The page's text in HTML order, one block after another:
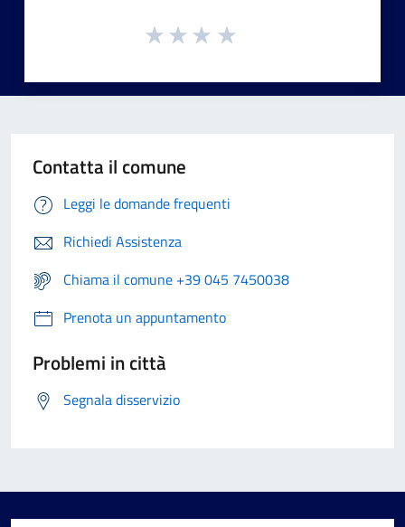
Contatta il comune
Leggi le domande frequenti
Richiedi Assistenza
Chiama il comune +39 045 7450038
Prenota un appuntamento
Problemi in città
Segnala disservizio